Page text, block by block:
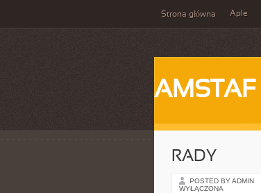
Strona główna Aple
AMSTAF
RADY
POSTED BY ADMIN
WYŁĄCZONA